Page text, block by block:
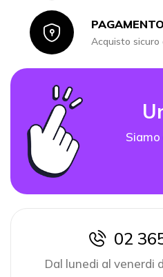
IconAcquisto sicuro
icon
02
Dal lunedi al venerdi